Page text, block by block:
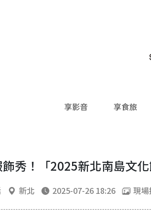
享影音 享食旅
秀！「2025新北南島文
新北 2025-07-26 18:26 現